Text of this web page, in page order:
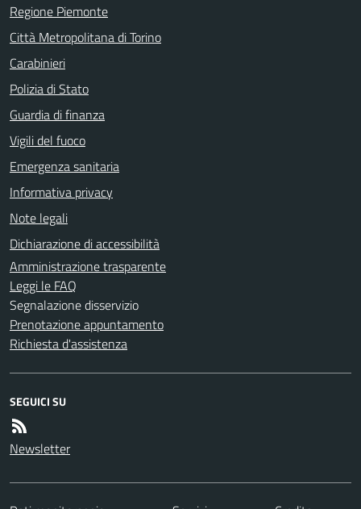
Regione Piemonte
Città Metropolitana di Torino
Carabinieri
Polizia di Stato
Guardia di finanza
Vigili del fuoco
Emergenza sanitaria
Informativa privacy
Note legali
Dichiarazione di accessibilità
Amministrazione trasparente
Leggi le FAQ
Segnalazione disservizio
Prenotazione appuntamento
Richiesta d'assistenza
SEGUICI SU
Newsletter